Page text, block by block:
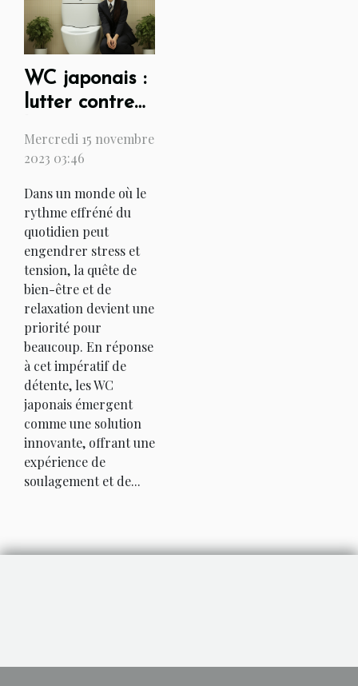
WC japonais :
lutter contre
promouvoir la
Mercredi 15 novembre
2023 03:46
Dans un monde où le
rythme effréné du
quotidien peut
engendrer stress et
tension, la quête de
bien-être et de
relaxation devient une
priorité pour
beaucoup. En réponse
à cet impératif de
détente, les WC
japonais émergent
comme une solution
innovante, offrant une
expérience de
soulagement et de...